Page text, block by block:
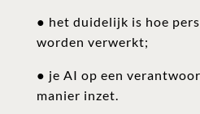
● het duidelijk is hoe
worden verwerkt;
● je AI op een
manier inzet.